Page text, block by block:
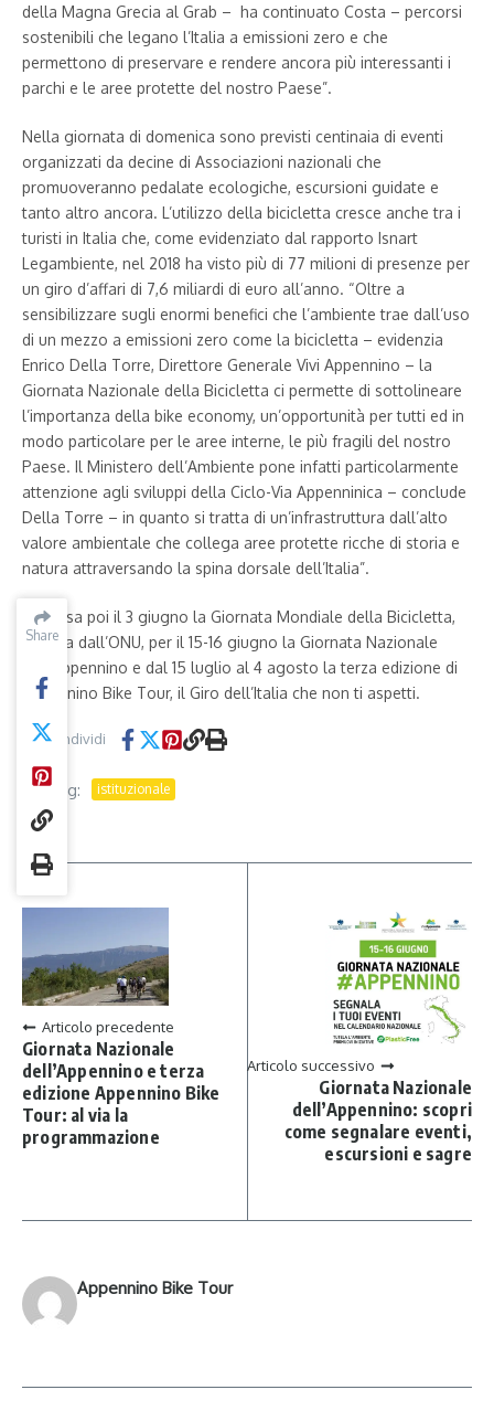
Share
della Magna Grecia al Grab – ha continuato Costa – percorsi
sostenibili che legano l’Italia a emissioni zero e che
permettono di preservare e rendere ancora più interessanti i
parchi e le aree protette del nostro Paese”.
Nella giornata di domenica sono previsti centinaia di eventi
organizzati da decine di Associazioni nazionali che
promuoveranno pedalate ecologiche, escursioni guidate e
tanto altro ancora. L’utilizzo della bicicletta cresce anche tra i
turisti in Italia che, come evidenziato dal rapporto Isnart
Legambiente, nel 2018 ha visto più di 77 milioni di presenze per
un giro d’affari di 7,6 miliardi di euro all’anno. “Oltre a
sensibilizzare sugli enormi benefici che l’ambiente trae dall’uso
di un mezzo a emissioni zero come la bicicletta – evidenzia
Enrico Della Torre, Direttore Generale Vivi Appennino – la
Giornata Nazionale della Bicicletta ci permette di sottolineare
l’importanza della bike economy, un’opportunità per tutti ed in
modo particolare per le aree interne, le più fragili del nostro
Paese. Il Ministero dell’Ambiente pone infatti particolarmente
attenzione agli sviluppi della Ciclo-Via Appenninica – conclude
Della Torre – in quanto si tratta di un’infrastruttura dall’alto
valore ambientale che collega aree protette ricche di storia e
natura attraversando la spina dorsale dell’Italia”.
E’ attesa poi il 3 giugno la Giornata Mondiale della Bicicletta,
istituita dall’ONU, per il 15-16 giugno la Giornata Nazionale
dell’Appennino e dal 15 luglio al 4 agosto la terza edizione di
Appennino Bike Tour, il Giro dell’Italia che non ti aspetti.
Condividi
Tag: istituzionale
Articolo precedente
Giornata Nazionale
dell’Appennino e terza
edizione Appennino Bike
Tour: al via la
programmazione
Articolo successivo
Giornata Nazionale
dell’Appennino: scopri
come segnalare eventi,
escursioni e sagre
Appennino Bike Tour
Share